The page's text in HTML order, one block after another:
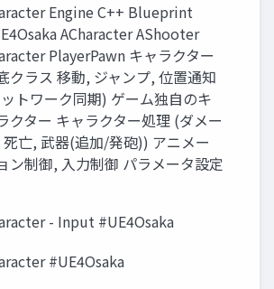
Engine C++ Blueprint
ACharacter AShooter
PlayerPawn キャラクター
クラス 移動, ジャンプ, 位置通知
トワーク同期) ゲーム独自のキ
クター キャラクター処理 (ダメー
死亡, 武器(追加/発砲)) アニメー
ン制御, 入力制御 パラメータ設定
- Input #UE4Osaka
#UE4Osaka